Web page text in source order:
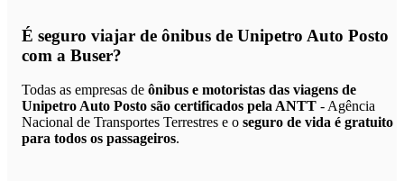
É seguro viajar de ônibus de Unipetro Auto Posto
com a Buser?
Todas as empresas de ônibus e motoristas das viagens de
Unipetro Auto Posto são certificados pela ANTT - Agência
Nacional de Transportes Terrestres e o seguro de vida é gratuito
para todos os passageiros.